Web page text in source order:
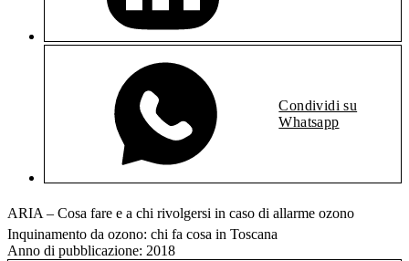
Condividi su
Whatsapp
ARIA – Cosa fare e a chi rivolgersi in caso di allarme ozono
Inquinamento da ozono: chi fa cosa in Toscana
Anno di pubblicazione: 2018